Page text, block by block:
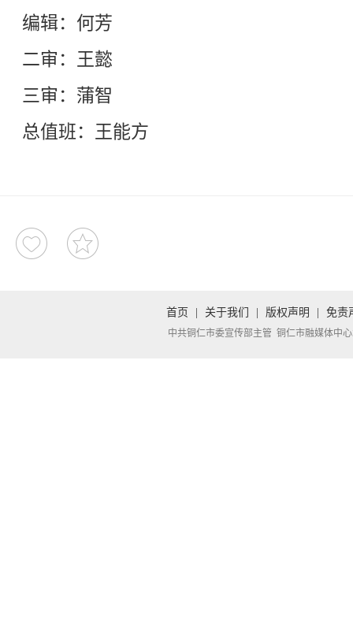
编辑：何芳
二审：王懿
三审：蒲智
总值班：王能方
首页 关于我们 版权声明 免责
中共铜仁市委宣传部主管 铜仁市融媒体中心